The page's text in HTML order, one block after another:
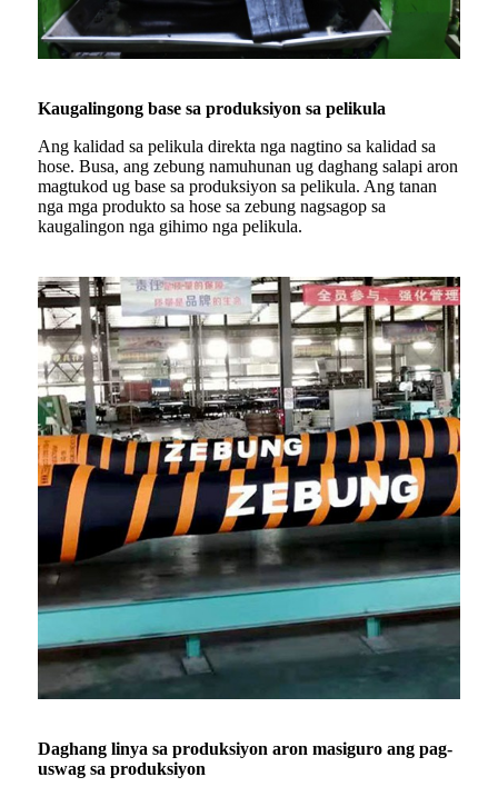
Kaugalingong base sa produksiyon sa pelikula
Ang kalidad sa pelikula direkta nga nagtino sa kalidad sa
hose. Busa, ang zebung namuhunan ug daghang salapi aron
magtukod ug base sa produksiyon sa pelikula. Ang tanan
nga mga produkto sa hose sa zebung nagsagop sa
kaugalingon nga gihimo nga pelikula.
Daghang linya sa produksiyon aron masiguro ang pag-
uswag sa produksiyon